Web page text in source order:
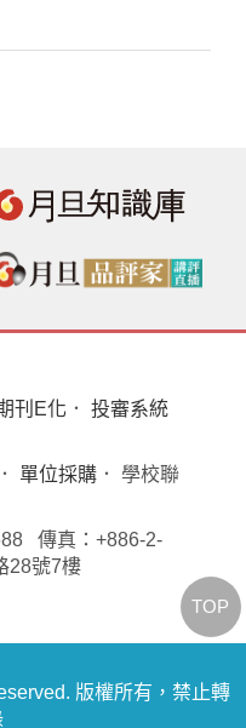
刊E化 ． 投審系統
． 單位採購 ． 學校聯
傳真：+886-2-
28號7樓
版權所有，禁止轉
TOP